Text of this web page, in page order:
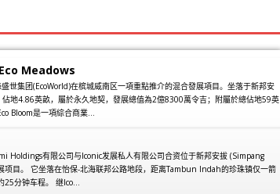
Meadows
世集团(EcoWorld)在槟城威南区一項重點推介的混合發展項目。坐落于新邦安
地4.86英畝，屬於永久地契，發展總值為2億8300萬令吉；附屬於總佔地59英
Bloom是一項綜合商業...
Holdings有限公司与Iconic发展私人有限公司合资位于新邦安拔 (Simpang
项目。 它坐落在怡保-北海联邦公路地段，距离Tambun Indah的珍珠镇仅一箭
25分钟车程。 继Ico...